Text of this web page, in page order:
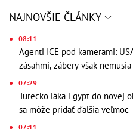
NAJNOVŠIE ČLÁNKY
08:11
Agenti ICE pod kamerami:
zásahmi, zábery však
07:29
Turecko láka Egypt do novej
sa môže pridať ďalšia veľmoc
07:11